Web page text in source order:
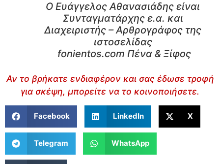
Ο Ευάγγελος Αθανασιάδης είναι
Συνταγματάρχης ε.α. και
Διαχειριστής – Αρθρογράφος της
ιστοσελίδας
fonientos.com Πένα & Ξίφος
Αν το βρήκατε ενδιαφέρον και σας έδωσε τροφή
για σκέψη, μπορείτε να το κοινοποιήσετε.
Facebook LinkedIn X
Telegram WhatsApp